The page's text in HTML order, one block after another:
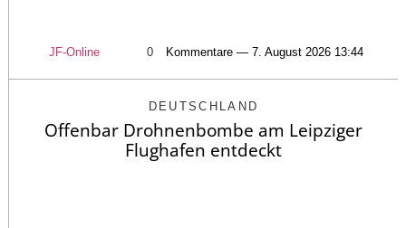
JF-Online 0 Kommentare — 7. August 2026 13:44
DEUTSCHLAND
Offenbar Drohnenbombe am Leipziger
Flughafen entdeckt